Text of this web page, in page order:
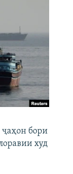
бори
худ